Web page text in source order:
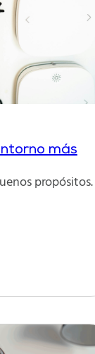
más
propósitos.